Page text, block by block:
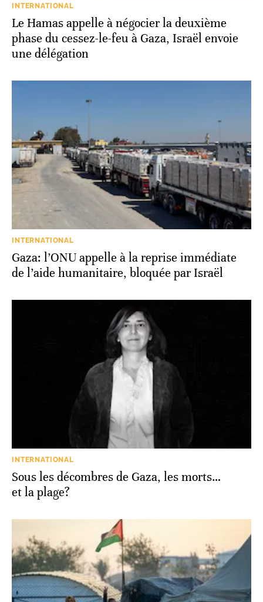
INTERNATIONAL
Le Hamas appelle à négocier la deuxième
phase du cessez-le-feu à Gaza, Israël envoie
une délégation
INTERNATIONAL
Gaza: l’ONU appelle à la reprise immédiate
de l’aide humanitaire, bloquée par Israël
INTERNATIONAL
Sous les décombres de Gaza, les morts…
et la plage?